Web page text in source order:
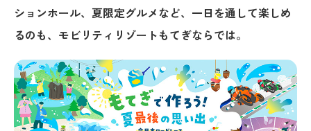
ションホール、夏限定グルメなど、 一日を通して楽しめ
るのも、モビリティリゾートもてぎならでは。